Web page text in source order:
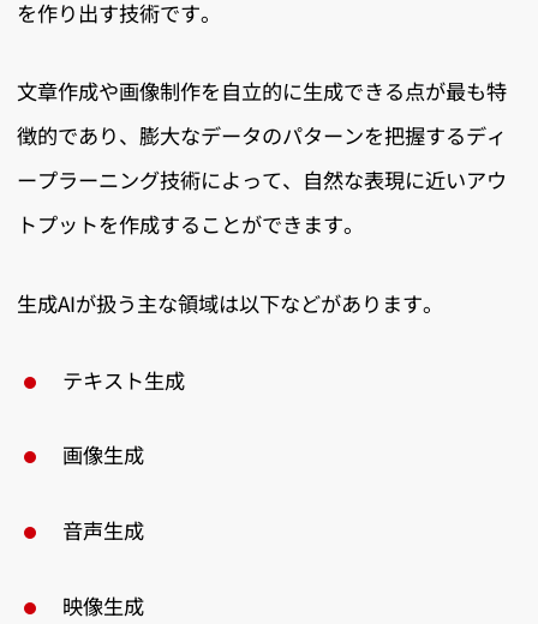
を作り出す技術です。
文章作成や画像制作を自立的に生成できる点が最も特
徴的であり、膨大なデータのパターンを把握するディ
ープラーニング技術によって、自然な表現に近いアウ
トプットを作成することができます。
生成AIが扱う主な領域は以下などがあります。
テキスト生成
画像生成
音声生成
映像生成